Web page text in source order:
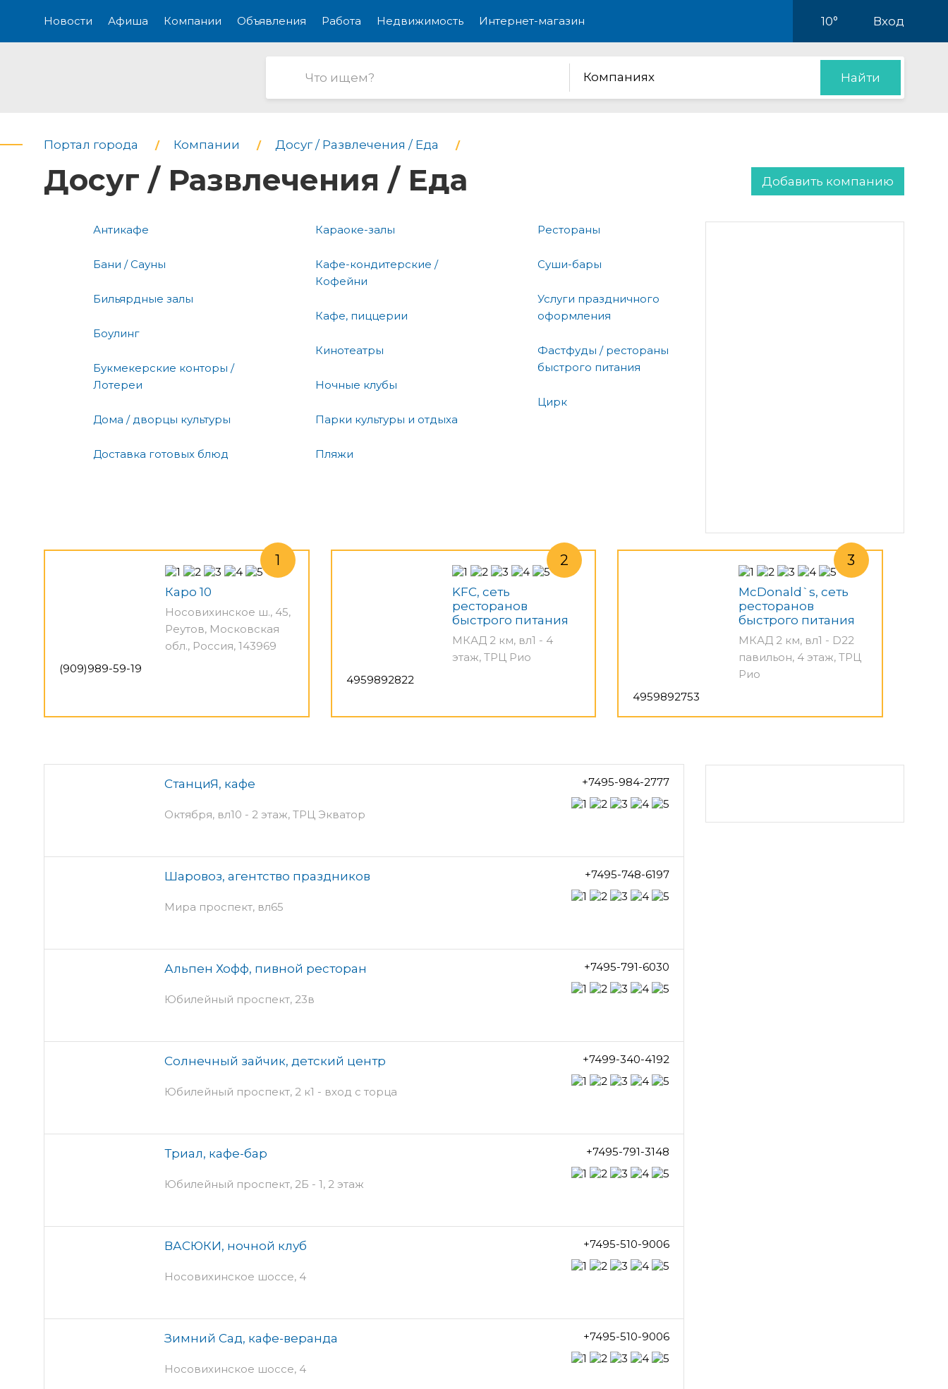
Новости Афиша Компании Объявления Работа Недвижимость Интернет-магазин 10° Вход
Компаниях Найти
Портал города Компании Досуг / Развлечения / Еда
Досуг / Развлечения / Еда Добавить компанию
Антикафе
Бани / Сауны
Бильярдные залы
Боулинг
Букмекерские конторы /
Лотереи
Дома / дворцы культуры
Доставка готовых блюд
Караоке-залы
Кафе-кондитерские /
Кофейни
Кафе, пиццерии
Кинотеатры
Ночные клубы
Парки культуры и отдыха
Пляжи
Рестораны
Суши-бары
Услуги праздничного
оформления
Фастфуды / рестораны
быстрого питания
Цирк
Каро 10
Носовихинское ш., 45,
Реутов, Московская
обл., Россия, 143969
(909)989-59-19
KFC, сеть
ресторанов
быстрого питания
МКАД 2 км, вл1 - 4
этаж, ТРЦ Рио
4959892822
McDonald`s, сеть
ресторанов
быстрого питания
МКАД 2 км, вл1 - D22
павильон, 4 этаж, ТРЦ
Рио
4959892753
СтанциЯ, кафе
Октября, вл10 - 2 этаж, ТРЦ Экватор
+7495-984-2777
Шаровоз, агентство праздников
Мира проспект, вл65
+7495-748-6197
Альпен Хофф, пивной ресторан
Юбилейный проспект, 23в
+7495-791-6030
Солнечный зайчик, детский центр
Юбилейный проспект, 2 к1 - вход с торца
+7499-340-4192
Триал, кафе-бар
Юбилейный проспект, 2Б - 1, 2 этаж
+7495-791-3148
ВАСЮКИ, ночной клуб
Носовихинское шоссе, 4
+7495-510-9006
Зимний Сад, кафе-веранда
Носовихинское шоссе, 4
+7495-510-9006